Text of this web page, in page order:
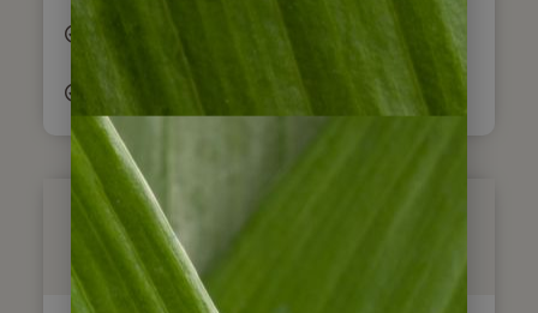
Überlandreise in Patagonien mit öffentlichen
Bussen
Nicht im Preis enthalten